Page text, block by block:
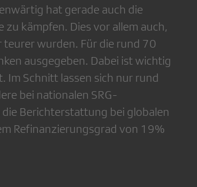
hat gerade auch die
kämpfen. Dies vor allem auch,
wurden. Für die rund 70
ausgegeben. Dabei ist wichtig
Im Schnitt lassen sich nur rund
bei nationalen SRG-
Berichterstattung bei globalen
Refinanzierungsgrad von 19%